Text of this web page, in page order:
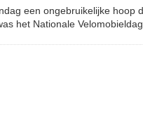
een ongebruikelijke hoop
het Nationale